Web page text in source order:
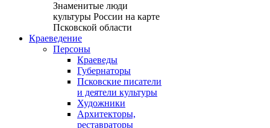
Знаменитые люди
культуры России на карте
Псковской области
Краеведение
Персоны
Краеведы
Губернаторы
Псковские писатели
и деятели культуры
Художники
Архитекторы,
реставраторы